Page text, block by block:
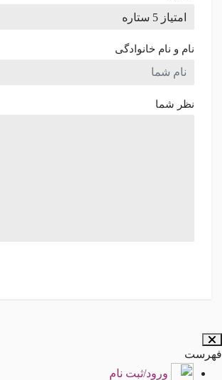
نام و نام خانوادگی
نظر شما
فهرست
ورود/ثبت نام